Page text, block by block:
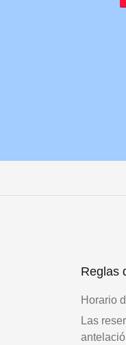
Reglas
Horario
Las